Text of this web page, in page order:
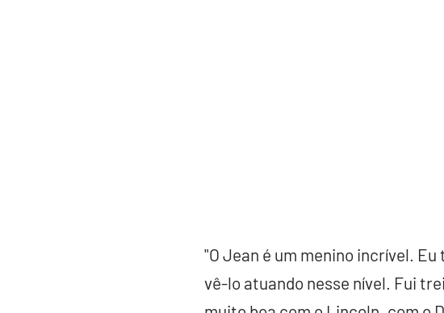
"O Jean é um menino incrível.
vê-lo atuando nesse nível. Fui